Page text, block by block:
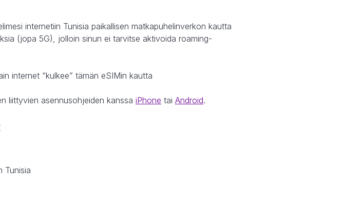
internetiin Tunisia paikallisen matkapuhelinverkon kautta
(jopa 5G), jolloin sinun ei tarvitse aktivoida roaming-
internet “kulkee” tämän eSIMin kautta
liittyvien asennusohjeiden kanssa iPhone tai Android.
Tunisia